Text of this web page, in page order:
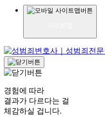
경험에 따라
결과가 다르다는 걸
체감하실 겁니다.